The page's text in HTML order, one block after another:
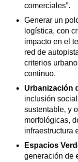
comerciales”.
Generar un
logística, con
impacto en el
red de
criterios
continuo.
Urbanización
inclusión
sustentable, y
morfológicas,
infraestructura
Espacios
generación de